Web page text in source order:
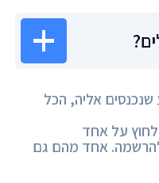
אליה, הכל
על אחד
אחד מהם גם